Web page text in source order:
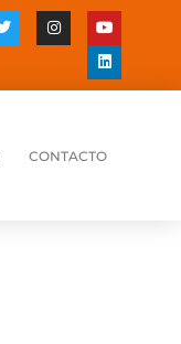
CONTACTO